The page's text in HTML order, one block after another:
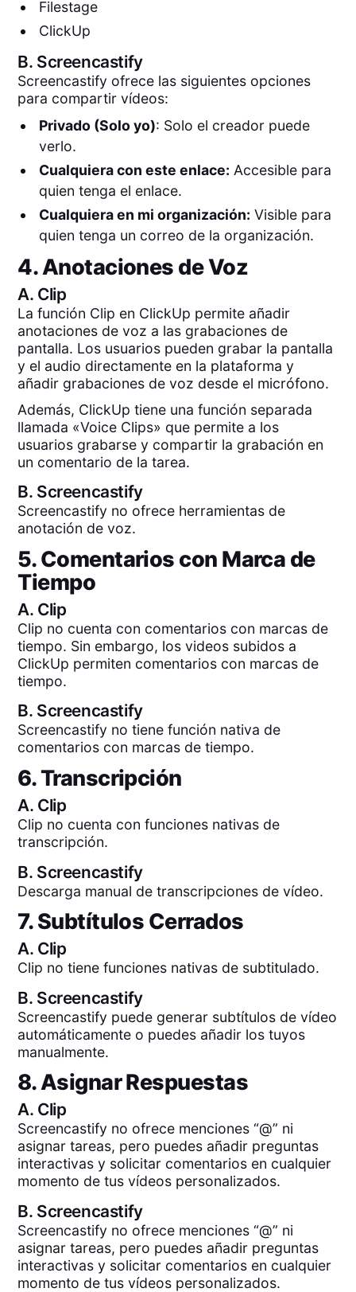
Filestage
ClickUp
B. Screencastify
Screencastify ofrece las siguientes opciones
para compartir vídeos:
Privado (Solo yo): Solo el creador puede
verlo.
Cualquiera con este enlace: Accesible para
quien tenga el enlace.
Cualquiera en mi organización: Visible para
quien tenga un correo de la organización.
4. Anotaciones de Voz
A. Clip
La función Clip en ClickUp permite añadir
anotaciones de voz a las grabaciones de
pantalla. Los usuarios pueden grabar la pantalla
y el audio directamente en la plataforma y
añadir grabaciones de voz desde el micrófono.
Además, ClickUp tiene una función separada
llamada «Voice Clips» que permite a los
usuarios grabarse y compartir la grabación en
un comentario de la tarea.
B. Screencastify
Screencastify no ofrece herramientas de
anotación de voz.
5. Comentarios con Marca de
Tiempo
A. Clip
Clip no cuenta con comentarios con marcas de
tiempo. Sin embargo, los videos subidos a
ClickUp permiten comentarios con marcas de
tiempo.
B. Screencastify
Screencastify no tiene función nativa de
comentarios con marcas de tiempo.
6. Transcripción
A. Clip
Clip no cuenta con funciones nativas de
transcripción.
B. Screencastify
Descarga manual de transcripciones de vídeo.
7. Subtítulos Cerrados
A. Clip
Clip no tiene funciones nativas de subtitulado.
B. Screencastify
Screencastify puede generar subtítulos de vídeo
automáticamente o puedes añadir los tuyos
manualmente.
8. Asignar Respuestas
A. Clip
Screencastify no ofrece menciones “@” ni
asignar tareas, pero puedes añadir preguntas
interactivas y solicitar comentarios en cualquier
momento de tus vídeos personalizados.
B. Screencastify
Screencastify no ofrece menciones “@” ni
asignar tareas, pero puedes añadir preguntas
interactivas y solicitar comentarios en cualquier
momento de tus vídeos personalizados.